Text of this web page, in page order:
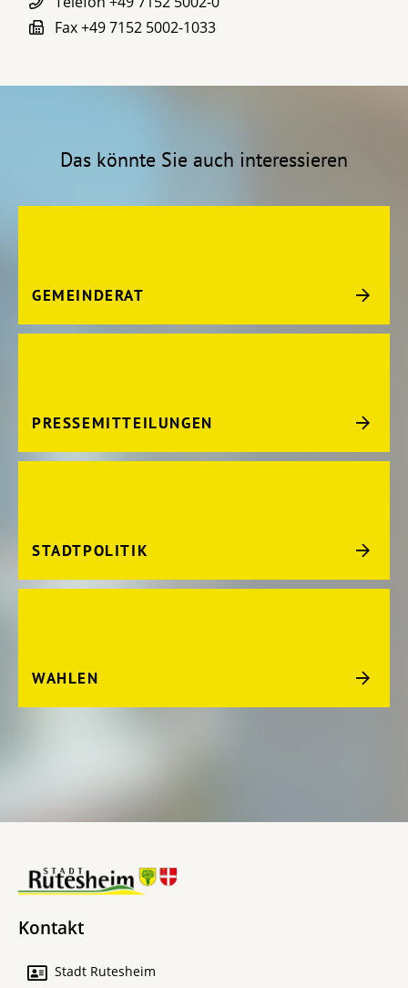
Fax+49 7152 5002-1033
Das könnte Sie auch interessieren
GEMEINDERAT
PRESSEMITTEILUNGEN
STADTPOLITIK
WAHLEN
Kontakt
Stadt Rutesheim